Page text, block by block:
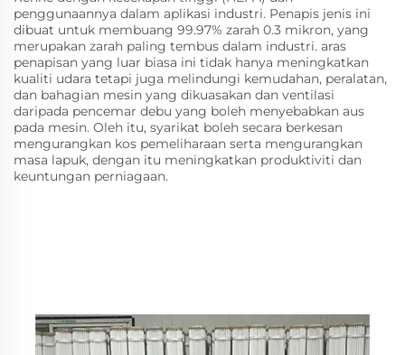
penggunaannya dalam aplikasi industri. Penapis jenis ini
dibuat untuk membuang 99.97% zarah 0.3 mikron, yang
merupakan zarah paling tembus dalam industri. aras
penapisan yang luar biasa ini tidak hanya meningkatkan
kualiti udara tetapi juga melindungi kemudahan, peralatan,
dan bahagian mesin yang dikuasakan dan ventilasi
daripada pencemar debu yang boleh menyebabkan aus
pada mesin. Oleh itu, syarikat boleh secara berkesan
mengurangkan kos pemeliharaan serta mengurangkan
masa lapuk, dengan itu meningkatkan produktiviti dan
keuntungan perniagaan.